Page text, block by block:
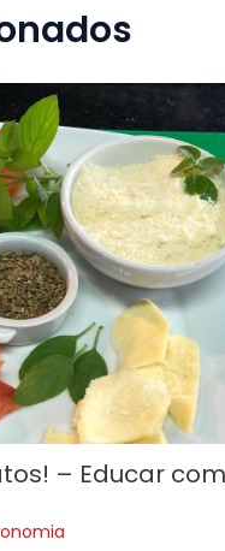
– Educar com